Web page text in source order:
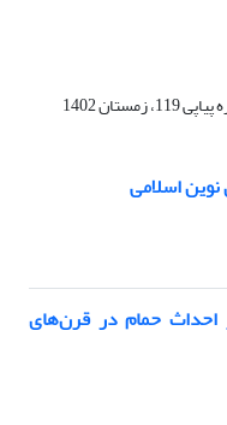
اسلامی
احداث حمام در قرن‌های